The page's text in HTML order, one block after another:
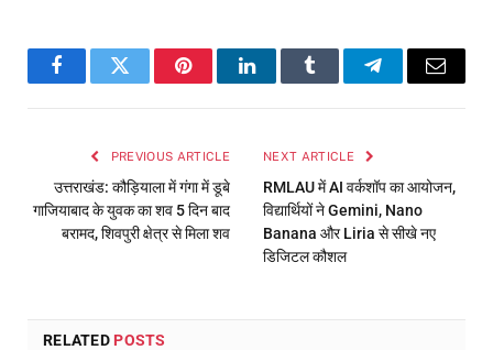
FacebookTwitter PinterestLinkedInTumblr TelegramEmail
PREVIOUS ARTICLE
उत्तराखंड: कौड़ियाला में गंगा में डूबे
गाजियाबाद के युवक का शव 5 दिन बाद
बरामद, शिवपुरी क्षेत्र से मिला शव
NEXT ARTICLE
RMLAU में AI वर्कशॉप का आयोजन,
विद्यार्थियों ने Gemini, Nano
Banana और Liria से सीखे नए
डिजिटल कौशल
RELATED POSTS